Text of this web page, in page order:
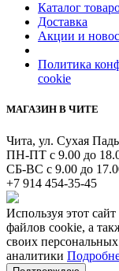
Каталог
Доставка
Акции и
Политика
cookie
МАГАЗИН В ЧИТЕ
Чита, ул. Сухая
ПН-ПТ с 9.00 до
СБ-ВС с 9.00 до
+7 914 454-35-45
Используя этот
файлов cookie, а
своих
аналитики